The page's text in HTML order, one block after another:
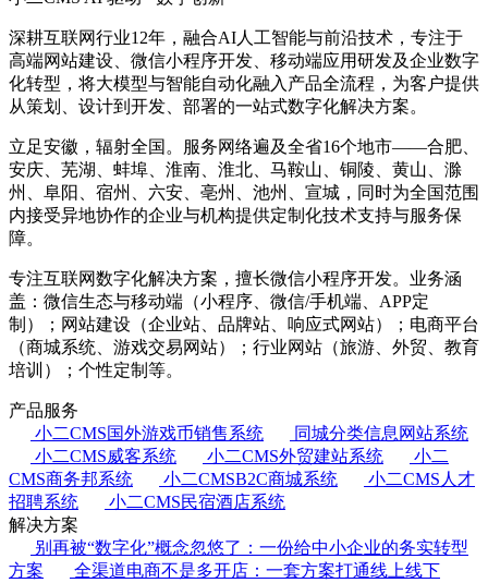
深耕互联网行业12年，融合AI人工智能与前沿技术，专注于
高端网站建设、微信小程序开发、移动端应用研发及企业数字
化转型，将大模型与智能自动化融入产品全流程，为客户提供
从策划、设计到开发、部署的一站式数字化解决方案。
立足安徽，辐射全国。服务网络遍及全省16个地市——合肥、
安庆、芜湖、蚌埠、淮南、淮北、马鞍山、铜陵、黄山、滁
州、阜阳、宿州、六安、亳州、池州、宣城，同时为全国范围
内接受异地协作的企业与机构提供定制化技术支持与服务保
障。
专注互联网数字化解决方案，擅长微信小程序开发。业务涵
盖：微信生态与移动端（小程序、微信/手机端、APP定
制）；网站建设（企业站、品牌站、响应式网站）；电商平台
（商城系统、游戏交易网站）；行业网站（旅游、外贸、教育
培训）；个性定制等。
产品服务
小二CMS国外游戏币销售系统
同城分类信息网站系统
小二CMS威客系统
小二CMS外贸建站系统
小二
CMS商务邦系统
小二CMSB2C商城系统
小二CMS人才
招聘系统
小二CMS民宿酒店系统
解决方案
别再被“数字化”概念忽悠了：一份给中小企业的务实转型
方案
全渠道电商不是多开店：一套方案打通线上线下